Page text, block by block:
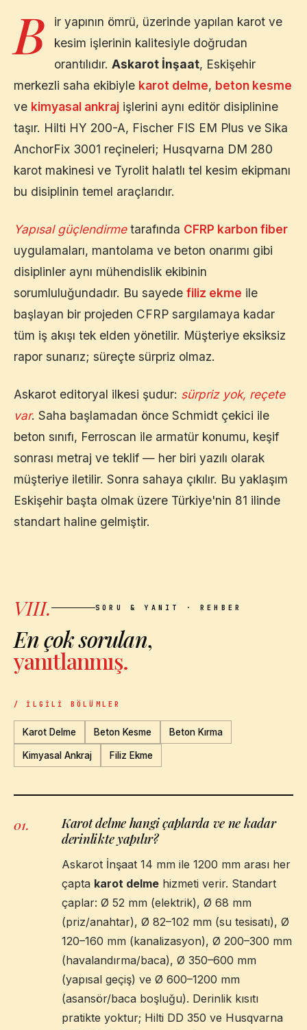
B
ir yapının ömrü, üzerinde yapılan karot ve
kesim işlerinin kalitesiyle doğrudan
orantılıdır. Askarot İnşaat, Eskişehir
merkezli saha ekibiyle karot delme, beton kesme
ve kimyasal ankraj işlerini aynı editör disiplinine
taşır. Hilti HY 200-A, Fischer FIS EM Plus ve Sika
AnchorFix 3001 reçineleri; Husqvarna DM 280
karot makinesi ve Tyrolit halatlı tel kesim ekipmanı
bu disiplinin temel araçlarıdır.
Yapısal güçlendirmetarafında CFRP karbon fiber
uygulamaları, mantolama ve beton onarımı gibi
disiplinler aynı mühendislik ekibinin
sorumluluğundadır. Bu sayede filiz ekme ile
başlayan bir projeden CFRP sargılamaya kadar
tüm iş akışı tek elden yönetilir. Müşteriye eksiksiz
rapor sunarız; süreçte sürpriz olmaz.
Askarot editoryal ilkesi şudur: sürpriz yok, reçete
var. Saha başlamadan önce Schmidt çekici ile
beton sınıfı, Ferroscan ile armatür konumu, keşif
sonrası metraj ve teklif — her biri yazılı olarak
müşteriye iletilir. Sonra sahaya çıkılır. Bu yaklaşım
Eskişehir başta olmak üzere Türkiye'nin 81 ilinde
standart haline gelmiştir.
VIII. SORU & YANIT · REHBER
En çok sorulan,
yanıtlanmış.
/ İLGILI BÖLÜMLER
Karot Delme Beton Kesme Beton Kırma
Kimyasal Ankraj Filiz Ekme
01.
Karot delme hangi çaplarda ve ne kadar
derinlikte yapılır?
Askarot İnşaat 14 mm ile 1200 mm arası her
çapta karot delme hizmeti verir. Standart
çaplar: Ø 52 mm (elektrik), Ø 68 mm
(priz/anahtar), Ø 82–102 mm (su tesisatı), Ø
120–160 mm (kanalizasyon), Ø 200–300 mm
(havalandırma/baca), Ø 350–600 mm
(yapısal geçiş) ve Ø 600–1200 mm
(asansör/baca boşluğu). Derinlik kısıtı
pratikte yoktur; Hilti DD 350 ve Husqvarna